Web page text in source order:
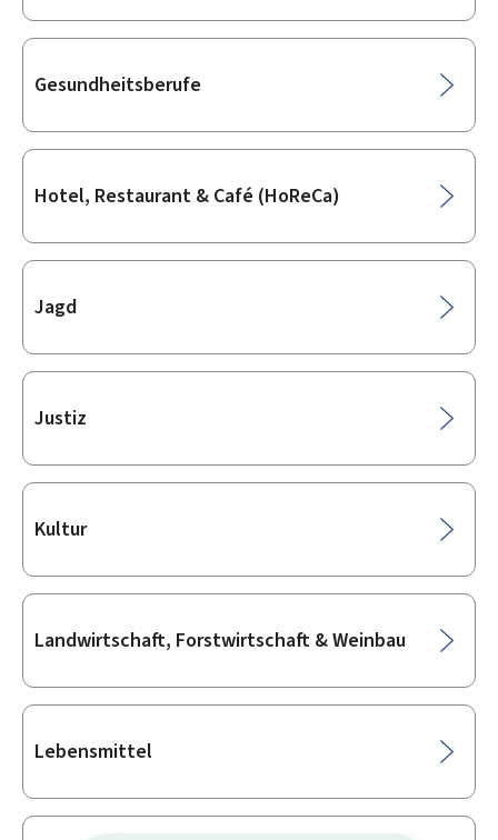
Gesundheitsberufe
Hotel, Restaurant & Café (HoReCa)
Jagd
Justiz
Kultur
Landwirtschaft, Forstwirtschaft & Weinbau
Lebensmittel